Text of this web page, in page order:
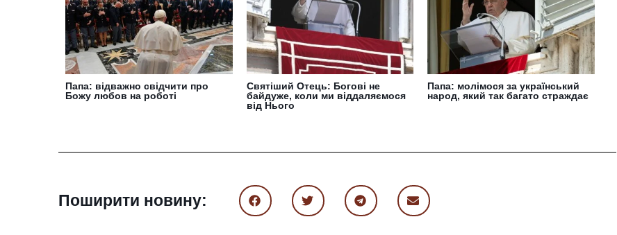
Папа: відважно свідчити про
Божу любов на роботі
Святіший Отець: Богові не
байдуже, коли ми віддаляємося
від Нього
Папа: молімося за український
народ, який так багато страждає
Поширити новину: